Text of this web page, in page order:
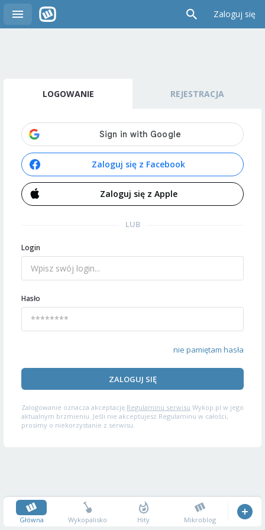
Zaloguj się
LOGOWANIE REJESTRACJA
Zaloguj się z Facebook
Zaloguj się z Apple
LUB
Login
Hasło
nie pamiętam hasła
ZALOGUJ SIĘ
Zalogowanie oznacza akceptację Regulaminu serwisu Wykop.pl w jego
aktualnym brzmieniu. Jeśli nie akceptujesz Regulaminu w całości,
prosimy o niekorzystanie z serwisu.
Główna Wykopalisko Hity Mikroblog